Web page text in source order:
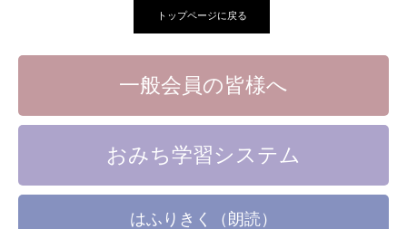
トップページに戻る
一般会員の皆様へ
おみち学習システム
はふりきく（朗読）